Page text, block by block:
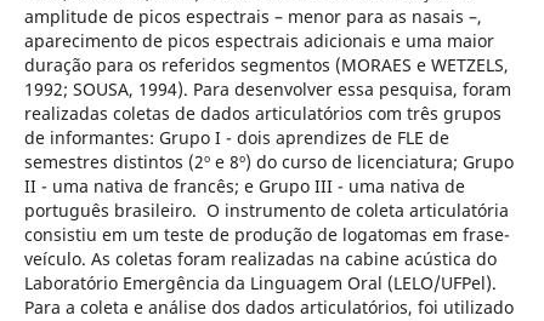
amplitude de picos espectrais – menor para as nasais –,
aparecimento de picos espectrais adicionais e uma maior
duração para os referidos segmentos (MORAES e WETZELS,
1992; SOUSA, 1994). Para desenvolver essa pesquisa, foram
realizadas coletas de dados articulatórios com três grupos
de informantes: Grupo I - dois aprendizes de FLE de
semestres distintos (2º e 8º) do curso de licenciatura; Grupo
II - uma nativa de francês; e Grupo III - uma nativa de
português brasileiro. O instrumento de coleta articulatória
consistiu em um teste de produção de logatomas em frase-
veículo. As coletas foram realizadas na cabine acústica do
Laboratório Emergência da Linguagem Oral (LELO/UFPel).
Para a coleta e análise dos dados articulatórios, foi utilizado